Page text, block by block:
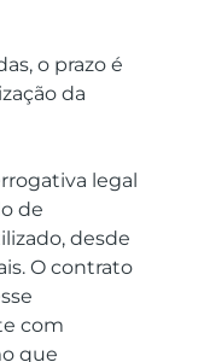
o prazo é
da
legal
de
desde
O contrato
com
que